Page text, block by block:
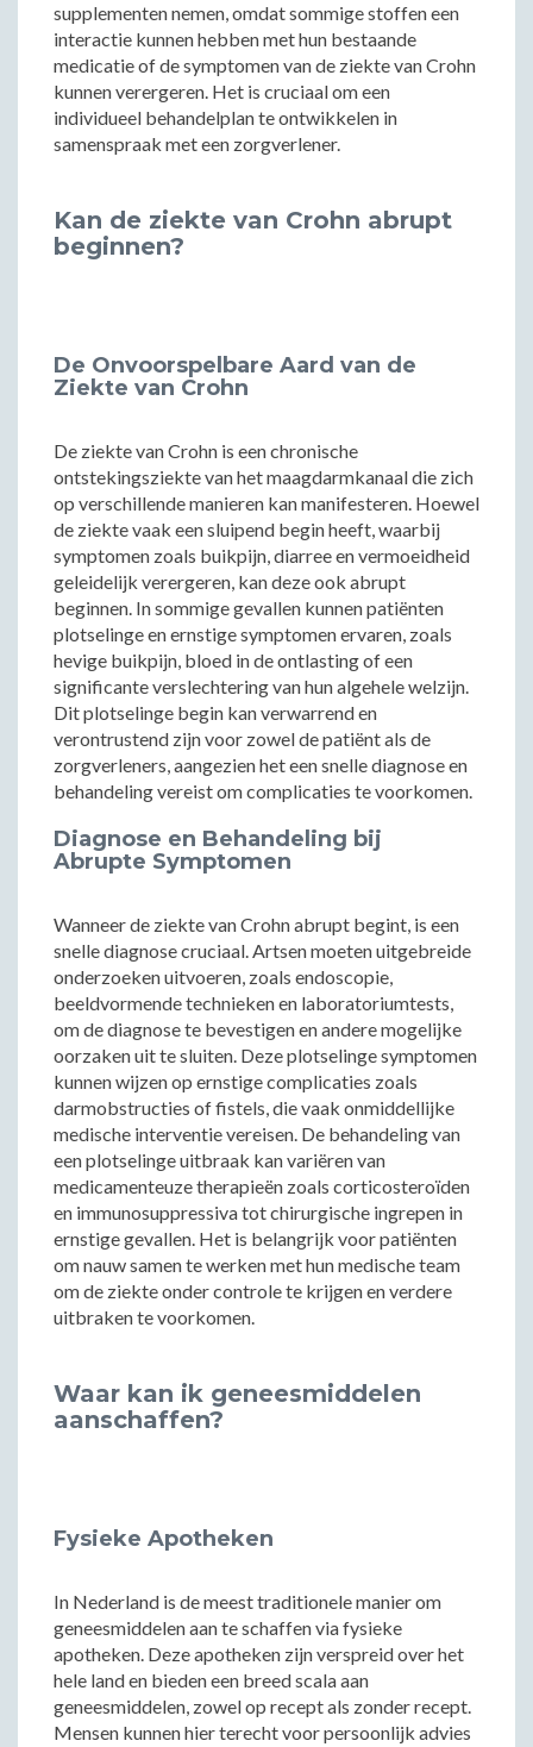
supplementen nemen, omdat sommige stoffen een
interactie kunnen hebben met hun bestaande
medicatie of de symptomen van de ziekte van Crohn
kunnen verergeren. Het is cruciaal om een
individueel behandelplan te ontwikkelen in
samenspraak met een zorgverlener.
Kan de ziekte van Crohn abrupt
beginnen?
De Onvoorspelbare Aard van de
Ziekte van Crohn
De ziekte van Crohn is een chronische
ontstekingsziekte van het maagdarmkanaal die zich
op verschillende manieren kan manifesteren. Hoewel
de ziekte vaak een sluipend begin heeft, waarbij
symptomen zoals buikpijn, diarree en vermoeidheid
geleidelijk verergeren, kan deze ook abrupt
beginnen. In sommige gevallen kunnen patiënten
plotselinge en ernstige symptomen ervaren, zoals
hevige buikpijn, bloed in de ontlasting of een
significante verslechtering van hun algehele welzijn.
Dit plotselinge begin kan verwarrend en
verontrustend zijn voor zowel de patiënt als de
zorgverleners, aangezien het een snelle diagnose en
behandeling vereist om complicaties te voorkomen.
Diagnose en Behandeling bij
Abrupte Symptomen
Wanneer de ziekte van Crohn abrupt begint, is een
snelle diagnose cruciaal. Artsen moeten uitgebreide
onderzoeken uitvoeren, zoals endoscopie,
beeldvormende technieken en laboratoriumtests,
om de diagnose te bevestigen en andere mogelijke
oorzaken uit te sluiten. Deze plotselinge symptomen
kunnen wijzen op ernstige complicaties zoals
darmobstructies of fistels, die vaak onmiddellijke
medische interventie vereisen. De behandeling van
een plotselinge uitbraak kan variëren van
medicamenteuze therapieën zoals corticosteroïden
en immunosuppressiva tot chirurgische ingrepen in
ernstige gevallen. Het is belangrijk voor patiënten
om nauw samen te werken met hun medische team
om de ziekte onder controle te krijgen en verdere
uitbraken te voorkomen.
Waar kan ik geneesmiddelen
aanschaffen?
Fysieke Apotheken
In Nederland is de meest traditionele manier om
geneesmiddelen aan te schaffen via fysieke
apotheken. Deze apotheken zijn verspreid over het
hele land en bieden een breed scala aan
geneesmiddelen, zowel op recept als zonder recept.
Mensen kunnen hier terecht voor persoonlijk advies